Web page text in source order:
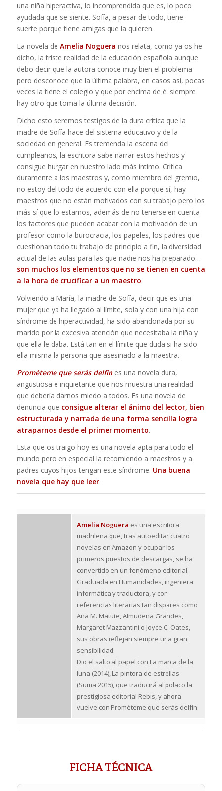
una niña hiperactiva, lo incomprendida que es, lo poco
ayudada que se siente. Sofía, a pesar de todo, tiene
suerte porque tiene amigas que la quieren.
La novela de Amelia Noguera nos relata, como ya os he
dicho, la triste realidad de la educación española aunque
debo decir que la autora conoce muy bien el problema
pero desconoce que la última palabra, en casos así, pocas
veces la tiene el colegio y que por encima de él siempre
hay otro que toma la última decisión.
Dicho esto seremos testigos de la dura crítica que la
madre de Sofía hace del sistema educativo y de la
sociedad en general. Es tremenda la escena del
cumpleaños, la escritora sabe narrar estos hechos y
consigue hurgar en nuestro lado más íntimo. Critica
duramente a los maestros y, como miembro del gremio,
no estoy del todo de acuerdo con ella porque sí, hay
maestros que no están motivados con su trabajo pero los
más sí que lo estamos, además de no tenerse en cuenta
los factores que pueden acabar con la motivación de un
profesor como la burocracia, los papeles, los padres que
cuestionan todo tu trabajo de principio a fin, la diversidad
actual de las aulas para las que nadie nos ha preparado…
son muchos los elementos que no se tienen en cuenta
a la hora de crucificar a un maestro.
Volviendo a María, la madre de Sofía, decir que es una
mujer que ya ha llegado al límite, sola y con una hija con
síndrome de hiperactividad, ha sido abandonada por su
marido por la excesiva atención que necesitaba la niña y
que ella le daba. Está tan en el límite que duda si ha sido
ella misma la persona que asesinado a la maestra.
Prométeme que serás delfínes una novela dura,
angustiosa e inquietante que nos muestra una realidad
que debería darnos miedo a todos. Es una novela de
denuncia que consigue alterar el ánimo del lector, bien
estructurada y narrada de una forma sencilla logra
atraparnos desde el primer momento.
Esta que os traigo hoy es una novela apta para todo el
mundo pero en especial la recomiendo a maestros y a
padres cuyos hijos tengan este síndrome. Una buena
novela que hay que leer.
Amelia Noguera es una escritora
madrileña que, tras autoeditar cuatro
novelas en Amazon y ocupar los
primeros puestos de descargas, se ha
convertido en un fenómeno editorial.
Graduada en Humanidades, ingeniera
informática y traductora, y con
referencias literarias tan dispares como
Ana M. Matute, Almudena Grandes,
Margaret Mazzantini o Joyce C. Oates,
sus obras reflejan siempre una gran
sensibilidad.
Dio el salto al papel con La marca de la
luna (2014), La pintora de estrellas
(Suma 2015), que traducirá al polaco la
prestigiosa editorial Rebis, y ahora
vuelve con Prométeme que serás delfín.
FICHA TÉCNICA